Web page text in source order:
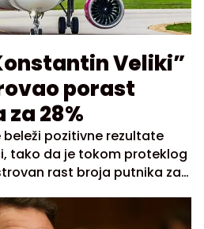
Veliki”
porast
28%
pozitivne rezultate
tako da je tokom proteklog
rast broja putnika za
prošle godine, sa
i 258 registrovanih